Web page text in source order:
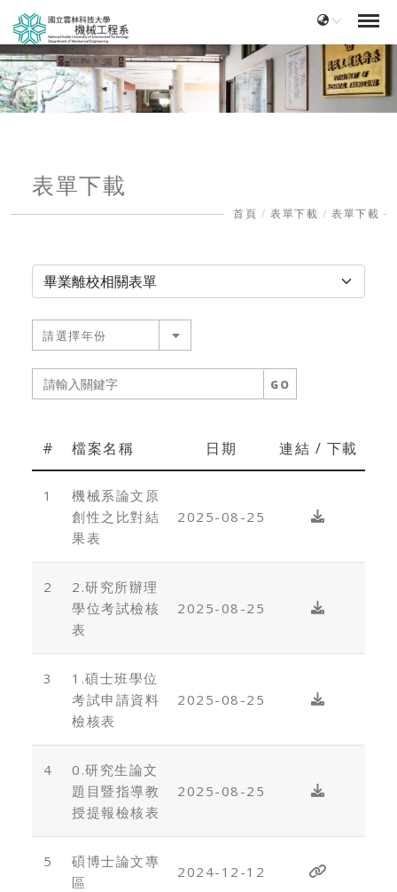
表單下載
首頁 表單下載 表單下載
請選擇年份
GO
# 檔案名稱 日期 連結 / 下載
1
機械系論文原
創性之比對結
果表
2025-08-25
2
2.研究所辦理
學位考試檢核
表
2025-08-25
3
1.碩士班學位
考試申請資料
檢核表
2025-08-25
4
0.研究生論文
題目暨指導教
授提報檢核表
2025-08-25
5
碩博士論文專
區
2024-12-12